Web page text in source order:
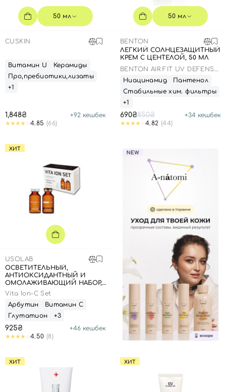
50 мл
CUSKIN
Витамин U
Керамиды
Про,пребиотики,лизаты
+1
1,848₴ +92 кешбек
4.85 (66)
50 мл
BENTON
ЛЕГКИЙ СОЛНЦЕЗАЩИТНЫЙ
КРЕМ С ЦЕНТЕЛОЙ, 50 МЛ
BENTON AIR FIT UV DEFENSE
SUN CREAM SPF50
Ниацинамид
Пантенол
Стабильные хим. фильтры
+1
690₴850₴ +34 кешбек
4.82 (44)
ХИТ
USOLAB
ОСВЕТИТЕЛЬНЫЙ,
АНТИОКСИДАНТНЫЙ И
ОМОЛАЖИВАЮЩИЙ НАБОР,
20 МЛ + 1,5 Г
Vita Ion-C Set
Арбутин
Витамин С
Глутатион
+3
925₴ +46 кешбек
4.50 (8)
ХИТ ХИТ